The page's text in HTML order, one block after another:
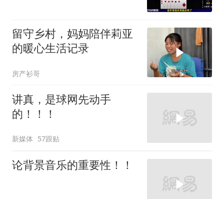
留守乡村，妈妈陪伴莉亚
的暖心生活记录
房产衫哥
讲真，是球网先动手
的！！！
新媒体 57跟贴
论背景音乐的重要性！！